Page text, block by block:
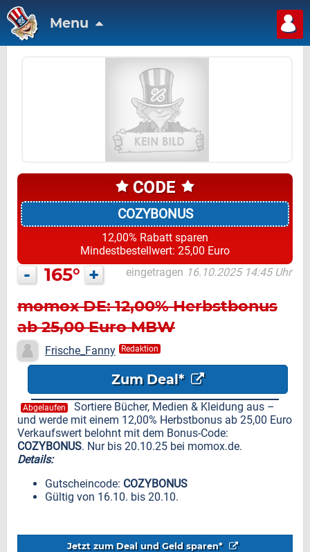
Menu
COZYBONUS
12,00% Rabatt sparen
Mindestbestellwert: 25,00 Euro
- 165° + eingetragen 16.10.2025 14:45 Uhr
momox DE: 12,00% Herbstbonus
ab 25,00 Euro MBW
Frische_Fanny Redaktion
Zum Deal*
Abgelaufen
Sortiere Bücher, Medien & Kleidung aus –
und werde mit einem 12,00% Herbstbonus ab 25,00 Euro
Verkaufswert belohnt mit dem Bonus-Code:
COZYBONUS. Nur bis 20.10.25 bei momox.de.
Details:
Gutscheincode: COZYBONUS
Gültig von 16.10. bis 20.10.
Jetzt zum Deal und Geld sparen*